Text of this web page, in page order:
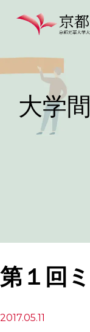
大学
第１回
2017.05.11